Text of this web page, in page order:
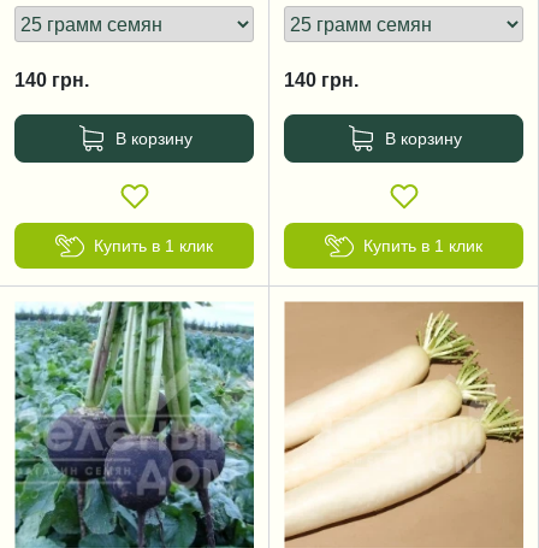
140 грн.
В корзину
Купить в 1 клик
140 грн.
В корзину
Купить в 1 клик